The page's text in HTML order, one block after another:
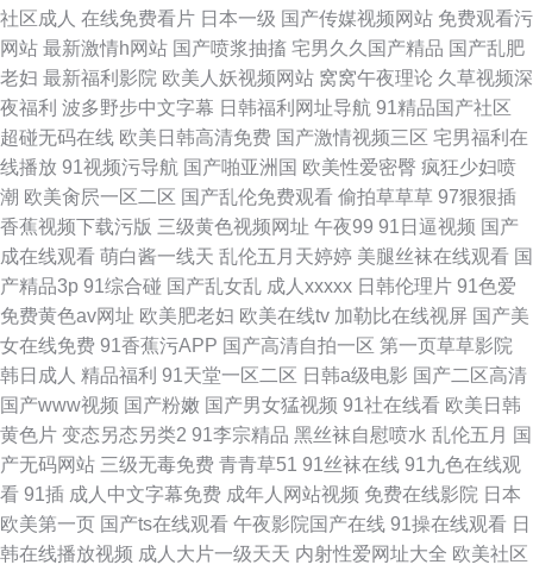
社区成人 在线免费看片 日本一级 国产传媒视频网站 免费观看污
网站 最新激情h网站 国产喷浆抽搐 宅男久久国产精品 国产乱肥
老妇 最新福利影院 欧美人妖视频网站 窝窝午夜理论 久草视频深
夜福利 波多野步中文字幕 日韩福利网址导航 91精品国产社区
超碰无码在线 欧美日韩高清免费 国产激情视频三区 宅男福利在
线播放 91视频污导航 国产啪亚洲国 欧美性爱密臀 疯狂少妇喷
潮 欧美肏屄一区二区 国产乱伦免费观看 偷拍草草草 97狠狠插
香蕉视频下载污版 三级黄色视频网址 午夜99 91日逼视频 国产
成在线观看 萌白酱一线天 乱伦五月天婷婷 美腿丝袜在线观看 国
产精品3p 91综合碰 国产乱女乱 成人xxxxx 日韩伦理片 91色爱
免费黄色av网址 欧美肥老妇 欧美在线tv 加勒比在线视屏 国产美
女在线免费 91香蕉污APP 国产高清自拍一区 第一页草草影院
韩日成人 精品福利 91天堂一区二区 日韩a级电影 国产二区高清
国产www视频 国产粉嫩 国产男女猛视频 91社在线看 欧美日韩
黄色片 变态另态另类2 91李宗精品 黑丝袜自慰喷水 乱伦五月 国
产无码网站 三级无毒免费 青青草51 91丝袜在线 91九色在线观
看 91插 成人中文字幕免费 成年人网站视频 免费在线影院 日本
欧美第一页 国产ts在线观看 午夜影院国产在线 91操在线观看 日
韩在线播放视频 成人大片一级天天 内射性爱网址大全 欧美社区